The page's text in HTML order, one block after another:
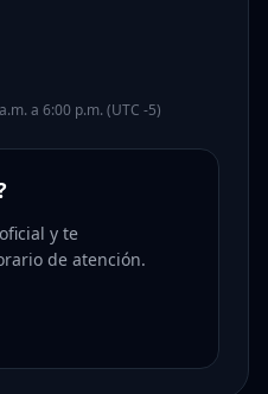
a 6:00 p.m. (UTC -5)
y te
de atención.